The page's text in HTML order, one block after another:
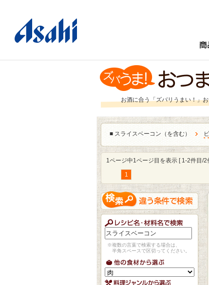
お酒に合う「ズバリうまい！」
■ スライスベーコン（を含む）
1ページ中1ページ目を表示 [ 1-2件目/2
1
※複数の言葉で検索する場合は、
半角スペースで区切ってください。